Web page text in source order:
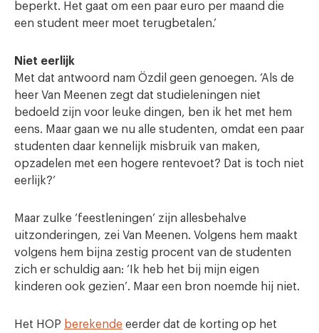
beperkt. Het gaat om een paar euro per maand die
een student meer moet terugbetalen.’
Niet eerlijk
Met dat antwoord nam Özdil geen genoegen. ‘Als de
heer Van Meenen zegt dat studieleningen niet
bedoeld zijn voor leuke dingen, ben ik het met hem
eens. Maar gaan we nu alle studenten, omdat een paar
studenten daar kennelijk misbruik van maken,
opzadelen met een hogere rentevoet? Dat is toch niet
eerlijk?’
Maar zulke ‘feestleningen’ zijn allesbehalve
uitzonderingen, zei Van Meenen. Volgens hem maakt
volgens hem bijna zestig procent van de studenten
zich er schuldig aan: ‘Ik heb het bij mijn eigen
kinderen ook gezien’. Maar een bron noemde hij niet.
Het HOP berekende eerder dat de korting op het